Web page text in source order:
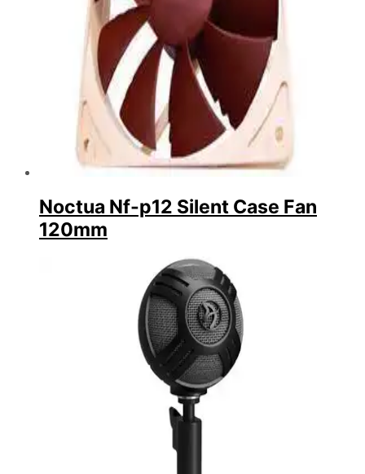
Noctua Nf-p12 Silent Case Fan
120mm